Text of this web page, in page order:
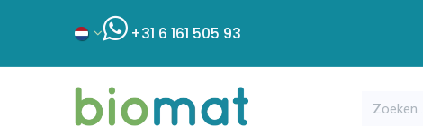
+31 6 161 505 93